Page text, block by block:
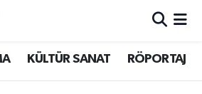
KÜLTÜR SANAT RÖPORTAJ
Eczaneler